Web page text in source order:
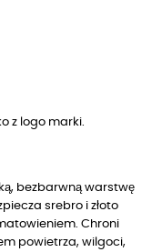
z logo marki.
bezbarwną warstwę
srebro i złoto
Chroni
powietrza, wilgoci,